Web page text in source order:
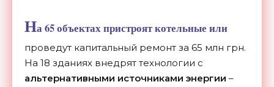
На 65 объектах пристроят котельные или
проведут капитальный ремонт за 65 млн грн.
На 18 зданиях внедрят технологии с
альтернативными источниками энергии –